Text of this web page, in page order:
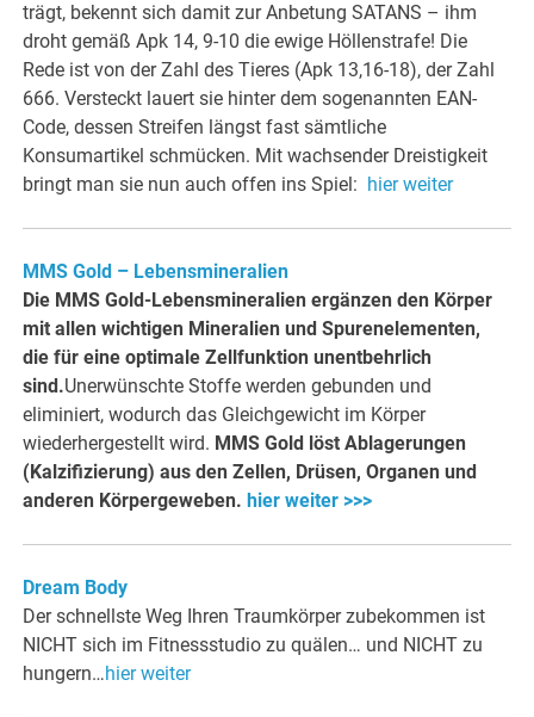
trägt, bekennt sich damit zur Anbetung SATANS – ihm
droht gemäß Apk 14, 9-10 die ewige Höllenstrafe! Die
Rede ist von der Zahl des Tieres (Apk 13,16-18), der Zahl
666. Versteckt lauert sie hinter dem sogenannten EAN-
Code, dessen Streifen längst fast sämtliche
Konsumartikel schmücken. Mit wachsender Dreistigkeit
bringt man sie nun auch offen ins Spiel: hier weiter
MMS Gold – Lebensmineralien
Die MMS Gold-Lebensmineralien ergänzen den Körper
mit allen wichtigen Mineralien und Spurenelementen,
die für eine optimale Zellfunktion unentbehrlich
sind.Unerwünschte Stoffe werden gebunden und
eliminiert, wodurch das Gleichgewicht im Körper
wiederhergestellt wird. MMS Gold löst Ablagerungen
(Kalzifizierung) aus den Zellen, Drüsen, Organen und
anderen Körpergeweben. hier weiter >>>
Dream Body
Der schnellste Weg Ihren Traumkörper zubekommen ist
NICHT sich im Fitnessstudio zu quälen… und NICHT zu
hungern…hier weiter